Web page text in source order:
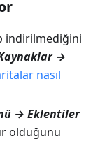
indirilmediğini
→
nasıl
→ Eklentiler
olduğunu